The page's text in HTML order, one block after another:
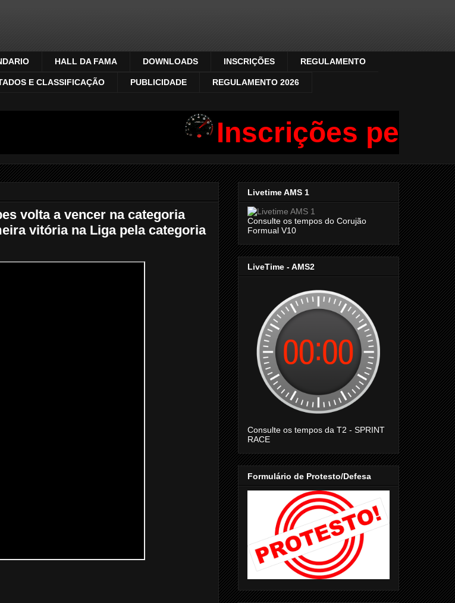
HALL DA FAMA DOWNLOADS INSCRIÇÕES REGULAMENTO
E CLASSIFICAÇÃO PUBLICIDADE REGULAMENTO 2026
Inscrições pelo
volta a vencer na categoria
vitória na Liga pela categoria
Livetime AMS 1
Consulte os tempos do Corujão
Formual V10
LiveTime - AMS2
Consulte os tempos da T2 - SPRINT
RACE
Formulário de Protesto/Defesa